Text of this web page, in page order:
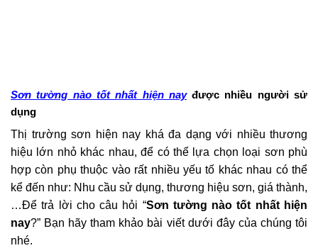
Sơn tường nào tốt nhất hiện nayđược nhiều người sử
dụng
Thị trường sơn hiện nay khá đa dạng với nhiều thương
hiệu lớn nhỏ khác nhau, để có thể lựa chọn loại sơn phù
hợp còn phụ thuộc vào rất nhiều yếu tố khác nhau có thể
kể đến như: Nhu cầu sử dụng, thương hiệu sơn, giá thành,
…Để trả lời cho câu hỏi “Sơn tường nào tốt nhất hiện
nay?” Bạn hãy tham khảo bài viết dưới đây của chúng tôi
nhé.